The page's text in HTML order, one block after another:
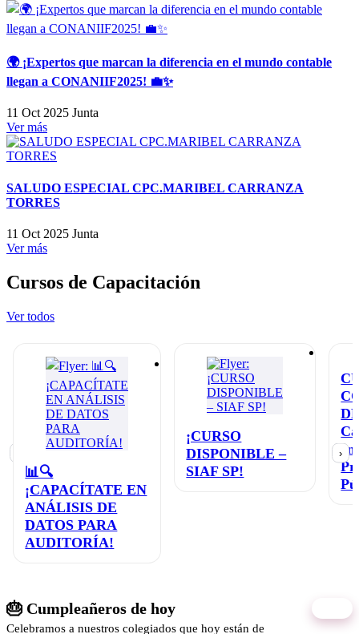
🌍 ¡Expertos que marcan la diferencia en el mundo contable
llegan a CONANIIF2025! 💼✨
11 Oct 2025 Junta
Ver más
SALUDO ESPECIAL CPC.MARIBEL CARRANZA
TORRES
11 Oct 2025 Junta
Ver más
Cursos de Capacitación
Ver todos
📊🔍
¡CAPACÍTATE EN
ANÁLISIS DE
DATOS PARA
AUDITORÍA!
¡CURSO
DISPONIBLE –
SIAF SP!
en
›
🎂 Cumpleañeros de hoy
Celebramos a nuestros colegiados que hoy están de